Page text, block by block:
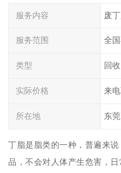
服务内容 废
服务范围 全
类型 回收
实际价格 来
所在地 东莞
丁脂是脂类的一种，普遍来
品，不会对人体产生危害，